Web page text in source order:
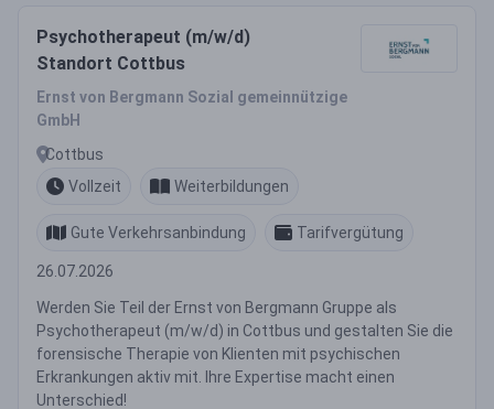
Psychotherapeut (m/w/d)
Standort Cottbus
Ernst von Bergmann Sozial gemeinnützige
GmbH
Cottbus
Vollzeit
Weiterbildungen
Gute Verkehrsanbindung Tarifvergütung
26.07.2026
Werden Sie Teil der Ernst von Bergmann Gruppe als
Psychotherapeut (m/w/d) in Cottbus und gestalten Sie die
forensische Therapie von Klienten mit psychischen
Erkrankungen aktiv mit. Ihre Expertise macht einen
Unterschied!